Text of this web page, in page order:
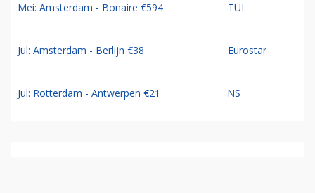
Mei: Amsterdam - Bonaire €594 TUI
Jul: Amsterdam - Berlijn €38 Eurostar
Jul: Rotterdam - Antwerpen €21 NS